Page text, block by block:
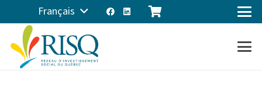
Français